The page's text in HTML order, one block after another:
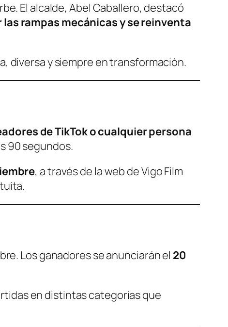
El alcalde, Abel Caballero, destacó
rampas mecánicas y se reinventa
diversa y siempre en transformación.
de TikTok o cualquier persona
90 segundos.
, a través de la web de Vigo Film
Los ganadores se anunciarán el 20
en distintas categorías que